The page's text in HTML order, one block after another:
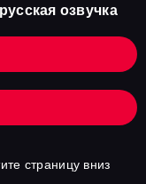
озвучка
страницу вниз